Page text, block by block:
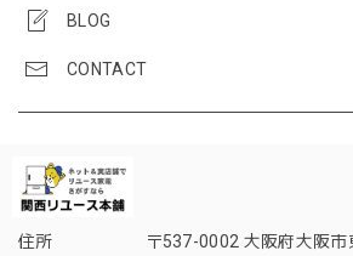
BLOG
CONTACT
住所
〒537-0002 大阪府大阪